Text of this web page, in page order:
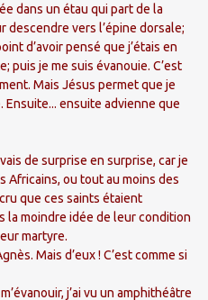
dans un étau qui part de la
vers l’épine dorsale;
d’avoir pensé que j’étais en
puis je me suis évanouie. C’est
Mais Jésus permet que je
Ensuite... ensuite advienne que
de surprise en surprise, car je
Africains, ou tout au moins des
que ces saints étaient
la moindre idée de leur condition
martyre.
Mais d’eux ! C’est comme si
j’ai vu un amphithéâtre